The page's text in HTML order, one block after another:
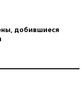
добившиеся